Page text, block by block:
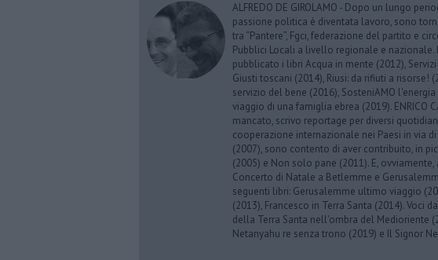
ALFREDO DE GIROLAMO - Dopo un lungo
passione politica è diventata lavoro, sono
tra “Pantere”, Fgci, federazione del partito e
Pubblici Locali a livello regionale e
pubblicato i libri Acqua in mente (2012),
Giusti toscani (2014), Riusi: da rifiuti a risorse!
servizio del bene (2016), SosteniAMO
viaggio di una famiglia ebrea (2019). ENRICO
mancato, scrivo reportage per diversi
cooperazione internazionale nei Paesi in via
(2007), sono contento di aver contribuito, in
(2005) e Non solo pane (2011). E,
Concerto di Natale a Betlemme e
seguenti libri: Gerusalemme ultimo viaggio
(2013), Francesco in Terra Santa (2014). Voci
della Terra Santa nell'ombra del Medioriente
Netanyahu re senza trono (2019) e Il Signor